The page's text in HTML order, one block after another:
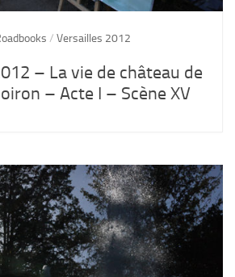
/ Versailles 2012
– La vie de château de
– Acte I – Scène XV